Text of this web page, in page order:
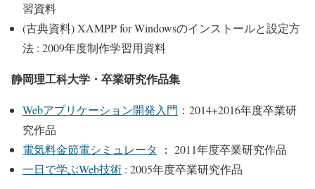
習資料
(古典資料) XAMPP for Windowsのインストールと設定方
法 : 2009年度制作学習用資料
静岡理工科大学・卒業研究作品集
Webアプリケーション開発入門 ：2014+2016年度卒業研
究作品
電気料金節電シミュレータ ： 2011年度卒業研究作品
一日で学ぶWeb技術 : 2005年度卒業研究作品